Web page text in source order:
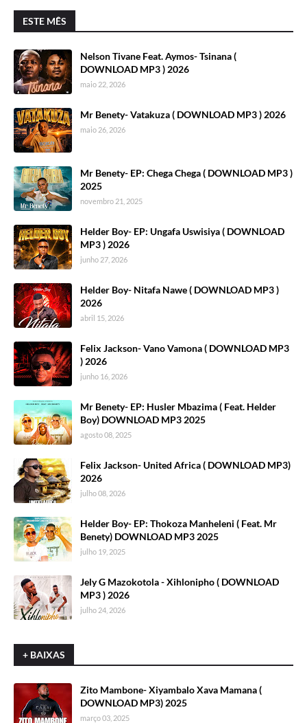
ESTE MÊS
Nelson Tivane Feat. Aymos- Tsinana (
DOWNLOAD MP3 ) 2026
maio 22, 2026
Mr Benety- Vatakuza ( DOWNLOAD MP3 ) 2026
maio 26, 2026
Mr Benety- EP: Chega Chega ( DOWNLOAD MP3 )
2025
novembro 21, 2025
Helder Boy- EP: Ungafa Uswisiya ( DOWNLOAD
MP3 ) 2026
junho 27, 2026
Helder Boy- Nitafa Nawe ( DOWNLOAD MP3 )
2026
abril 15, 2026
Felix Jackson- Vano Vamona ( DOWNLOAD MP3
) 2026
junho 16, 2026
Mr Benety- EP: Husler Mbazima ( Feat. Helder
Boy) DOWNLOAD MP3 2025
agosto 08, 2025
Felix Jackson- United Africa ( DOWNLOAD MP3)
2026
julho 08, 2026
Helder Boy- EP: Thokoza Manheleni ( Feat. Mr
Benety) DOWNLOAD MP3 2025
julho 19, 2025
Jely G Mazokotola - Xihlonipho ( DOWNLOAD
MP3 ) 2026
julho 24, 2026
+ BAIXAS
Zito Mambone- Xiyambalo Xava Mamana (
DOWNLOAD MP3) 2025
março 03, 2025